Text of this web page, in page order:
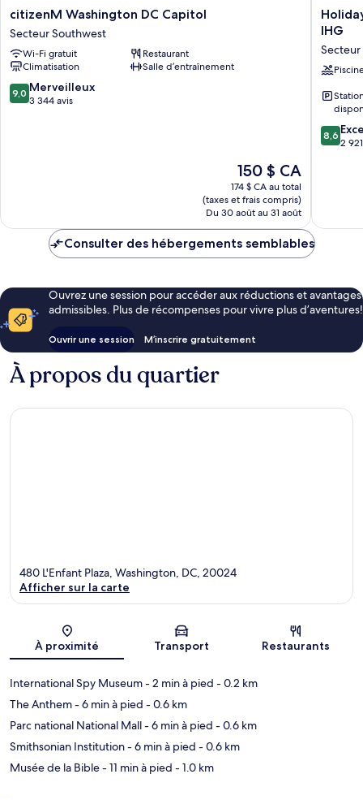
citizenM
Washington
DC
Capitol
Secteur
Southwest
citizenM Washington DC Capitol
Secteur Southwest
Wi-Fi gratuit
Restaurant
Climatisation
Salle d’entraînement
9.0
sur
9,0 Merveilleux
3 344 avis
Le
prix
est
de
150 $ CA
150 $ CA
174 $ CA au total
(taxes et frais compris)
Du 30 août au 31 août
Holiday
Inn
Capitol
-
Mall
IHG
Secteur
IHG
8.6
sur
8,6
2
Consulter des hébergements semblables
Ouvrez une session pour accéder aux réductions et avantages
admissibles. Plus de récompenses pour vivre plus d’aventures!
Ouvrir une session M’inscrire gratuitement
À propos du quartier
Carte
480 L'Enfant Plaza, Washington, DC, 20024
Afficher sur la carte
À proximité Transport Restaurants
International Spy Museum- 2 min à pied - 0.2 km
The Anthem- 6 min à pied - 0.6 km
Parc national National Mall- 6 min à pied - 0.6 km
Smithsonian Institution- 6 min à pied - 0.6 km
Musée de la Bible- 11 min à pied - 1.0 km